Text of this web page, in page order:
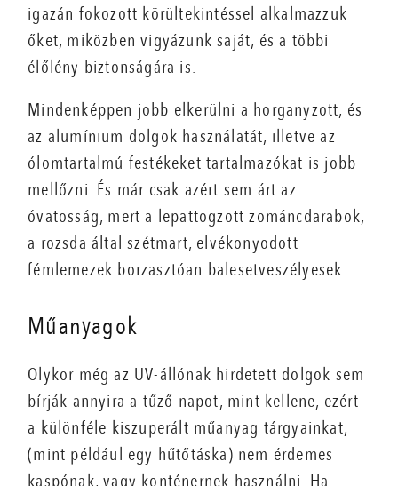
igazán fokozott körültekintéssel alkalmazzuk
őket, miközben vigyázunk saját, és a többi
élőlény biztonságára is.
Mindenképpen jobb elkerülni a horganyzott, és
az alumínium dolgok használatát, illetve az
ólomtartalmú festékeket tartalmazókat is jobb
mellőzni. És már csak azért sem árt az
óvatosság, mert a lepattogzott zománcdarabok,
a rozsda által szétmart, elvékonyodott
fémlemezek borzasztóan balesetveszélyesek.
Műanyagok
Olykor még az UV-állónak hirdetett dolgok sem
bírják annyira a tűző napot, mint kellene, ezért
a különféle kiszuperált műanyag tárgyainkat,
(mint például egy hűtőtáska) nem érdemes
kaspónak, vagy konténernek használni. Ha